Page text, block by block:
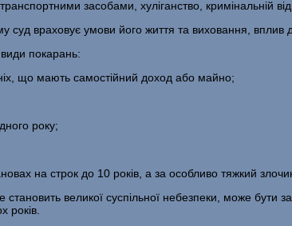
за­собами, хуліганство, кримінальній
враховує умови його життя та виховання, вплив
види покарань:
що мають самостійний доход або майно;
року;
на строк до 10 років, а за особливо тяж­кий
великої суспільної небезпеки, може бути
років.